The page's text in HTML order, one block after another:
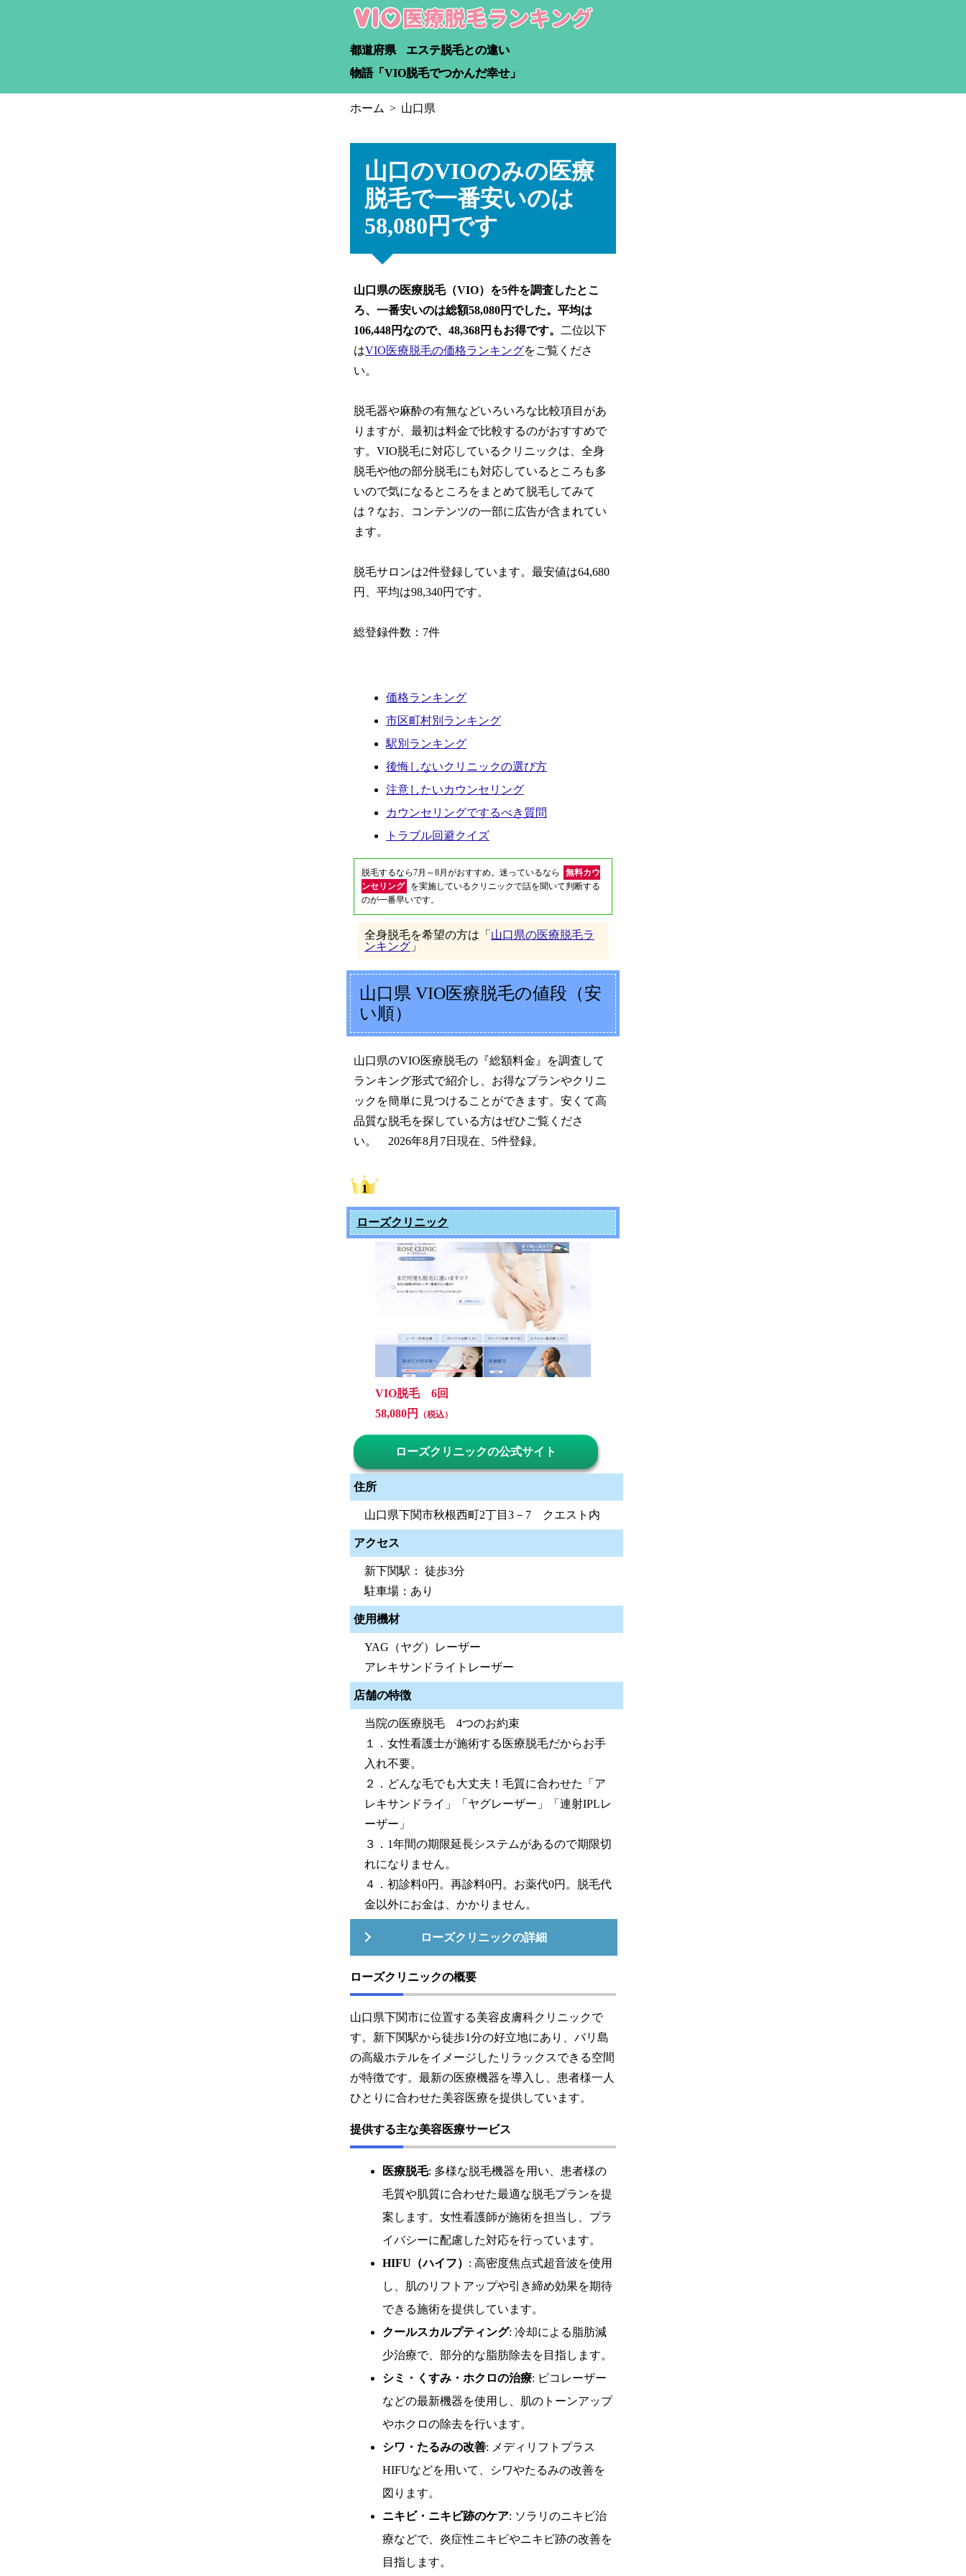
都道府県
エステ脱毛との違い
物語「VIO脱毛でつかんだ幸せ」
ホーム 山口県
山口のVIOのみの医療
脱毛で一番安いのは
58,080円です
山口県の医療脱毛（VIO）を5件を調査したとこ
ろ、一番安いのは総額58,080円でした。平均は
106,448円なので、48,368円もお得です。
二位以下
はVIO医療脱毛の価格ランキングをご覧くださ
い。
脱毛器や麻酔の有無などいろいろな比較項目があ
りますが、最初は料金で比較するのがおすすめで
す。VIO脱毛に対応しているクリニックは、全身
脱毛や他の部分脱毛にも対応しているところも多
いので気になるところをまとめて脱毛してみて
は？なお、コンテンツの一部に広告が含まれてい
ます。
脱毛サロンは2件登録しています。最安値は64,680
円、平均は98,340円です。
総登録件数：7件
価格ランキング
市区町村別ランキング
駅別ランキング
後悔しないクリニックの選び方
注意したいカウンセリング
カウンセリングでするべき質問
トラブル回避クイズ
脱毛するなら7月～8月がおすすめ。迷っているなら
無料カウ
ンセリング
を実施しているクリニックで話を聞いて判断する
のが一番早いです。
全身脱毛を希望の方は「 山口県の医療脱毛ラ
ンキング 」
山口県 VIO医療脱毛の値段（安
い順）
山口県のVIO医療脱毛の『総額料金』を調査して
ランキング形式で紹介し、お得なプランやクリニ
ックを簡単に見つけることができます。安くて高
品質な脱毛を探している方はぜひご覧くださ
い。 2026年8月7日現在、5件登録。
ローズクリニック
VIO脱毛 6回
58,080円
（税込）
ローズクリニックの公式サイト
住所
山口県下関市秋根西町2丁目3－7 クエスト内
アクセス
新下関駅： 徒歩3分
駐車場：あり
使用機材
YAG（ヤグ）レーザー
アレキサンドライトレーザー
店舗の特徴
当院の医療脱毛 4つのお約束
１．女性看護士が施術する医療脱毛だからお手
入れ不要。
２．どんな毛でも大丈夫！毛質に合わせた「ア
レキサンドライ」「ヤグレーザー」「連射IPLレ
ーザー」
３．1年間の期限延長システムがあるので期限切
れになりません。
４．初診料0円。再診料0円。お薬代0円。脱毛代
金以外にお金は、かかりません。
ローズクリニックの詳細
ローズクリニックの概要
山口県下関市に位置する美容皮膚科クリニックで
す。新下関駅から徒歩1分の好立地にあり、バリ島
の高級ホテルをイメージしたリラックスできる空間
が特徴です。最新の医療機器を導入し、患者様一人
ひとりに合わせた美容医療を提供しています。
提供する主な美容医療サービス
医療脱毛: 多様な脱毛機器を用い、患者様の
毛質や肌質に合わせた最適な脱毛プランを提
案します。女性看護師が施術を担当し、プラ
イバシーに配慮した対応を行っています。
HIFU（ハイフ） : 高密度焦点式超音波を使用
し、肌のリフトアップや引き締め効果を期待
できる施術を提供しています。
クールスカルプティング: 冷却による脂肪減
少治療で、部分的な脂肪除去を目指します。
シミ・くすみ・ホクロの治療: ピコレーザー
などの最新機器を使用し、肌のトーンアップ
やホクロの除去を行います。
シワ・たるみの改善: メディリフトプラス
HIFUなどを用いて、シワやたるみの改善を
図ります。
ニキビ・ニキビ跡のケア: ソラリのニキビ治
療などで、炎症性ニキビやニキビ跡の改善を
目指します。